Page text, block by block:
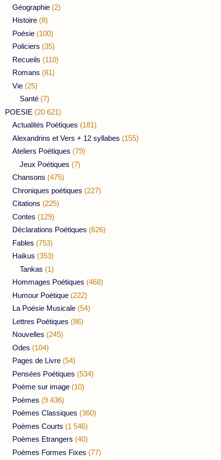
Géographie (2)
Histoire (8)
Poésie (100)
Policiers (35)
Recueils (110)
Romans (81)
Vie (25)
Santé (7)
POESIE (20 621)
Actualités Poétiques (181)
Alexandrins et Vers + 12 syllabes (155)
Ateliers Poétiques (79)
Jeux Poétiques (7)
Chansons (475)
Chroniques poétiques (227)
Citations (225)
Contes (129)
Déclarations Poétiques (626)
Fables (753)
Haikus (353)
Tankas (1)
Hommages Poétiques (468)
Humour Poétique (222)
La Poésie Musicale (54)
Lettres Poétiques (86)
Nouvelles (245)
Odes (104)
Pages de Livre (54)
Pensées Poétiques (534)
Poème sur image (10)
Poèmes (9 436)
Poèmes Classiques (360)
Poèmes Courts (1 546)
Poèmes Etrangers (40)
Poèmes Formes Fixes (77)